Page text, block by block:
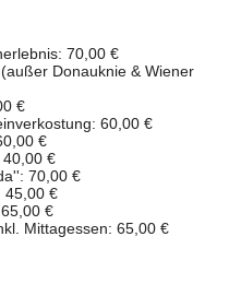
Fass, alkoholfreies Bier,
jeweils im
bis 24 Uhr.
70,00 €
Donauknie & Wiener
€
60,00 €
€
€
70,00 €
45,00 €
€
Mittagessen: 65,00 €